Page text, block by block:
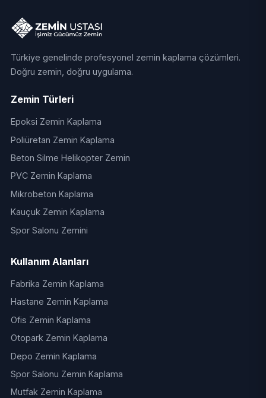
Türkiye genelinde profesyonel zemin kaplama çözümleri.
Doğru zemin, doğru uygulama.
Zemin Türleri
Epoksi Zemin Kaplama
Poliüretan Zemin Kaplama
Beton Silme Helikopter Zemin
PVC Zemin Kaplama
Mikrobeton Kaplama
Kauçuk Zemin Kaplama
Spor Salonu Zemini
Kullanım Alanları
Fabrika Zemin Kaplama
Hastane Zemin Kaplama
Ofis Zemin Kaplama
Otopark Zemin Kaplama
Depo Zemin Kaplama
Spor Salonu Zemin Kaplama
Mutfak Zemin Kaplama